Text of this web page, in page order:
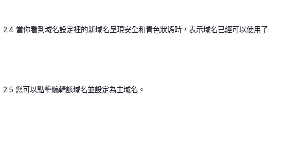
2.4 當你看到域名設定裡的新域名呈現安全和青色狀態時，表示域名已經可以使用了
2.5 您可以點擊編輯該域名並設定為主域名。